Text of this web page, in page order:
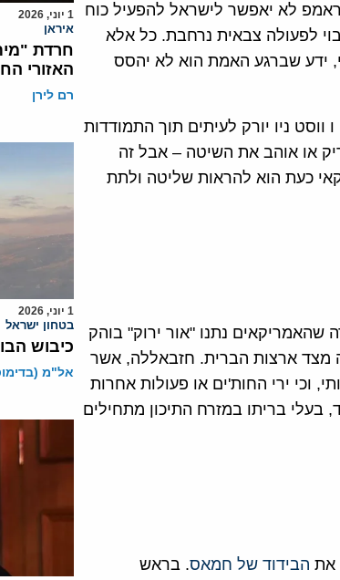
לא יאפשר לישראל להפעיל כוח
לפעולה צבאית נרחבת. כל אלא
ידע שברגע האמת הוא לא יהסס
סיטי ו ווסט ניו יורק לעיתים תוך התמודדות
או אוהב את השיטה – אבל זה
כעת הוא להראות שליטה ולתת
נתנו "אור ירוק" בוהק
מצד ארצות הברית. חזבאללה, אשר
וכי ירי החות'ים או פעולות אחרות
בריתו במזרח התיכון מתחילים
את הבידוד של חמאס. בראש
1 יוני, 2026
איראן
חרדת
האזורי
רם לירן
1 יוני, 2026
בטחון ישראל
כיבוש
אל"מ